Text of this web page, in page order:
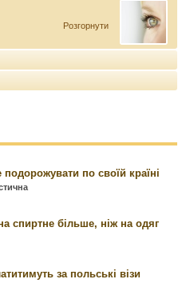
Розгорнути
подорожувати по своїй країні
спиртне більше, ніж на одяг
за польські візи